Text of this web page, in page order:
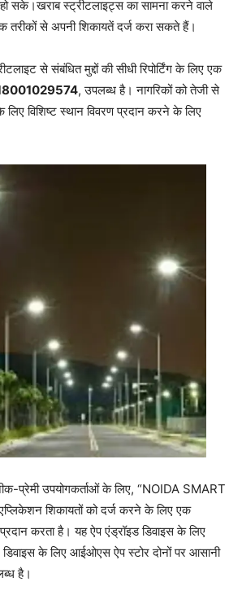
सके।खराब स्ट्रीटलाइट्स का सामना करने वाले
तरीकों से अपनी शिकायतें दर्ज करा सकते हैं।
से संबंधित मुद्दों की सीधी रिपोर्टिंग के लिए एक
, उपलब्ध है। नागरिकों को तेजी से
लिए विशिष्ट स्थान विवरण प्रदान करने के लिए
प्रेमी उपयोगकर्ताओं के लिए, “NOIDA SMART
शिकायतों को दर्ज करने के लिए एक
करता है। यह ऐप एंड्रॉइड डिवाइस के लिए
के लिए आईओएस ऐप स्टोर दोनों पर आसानी
है।